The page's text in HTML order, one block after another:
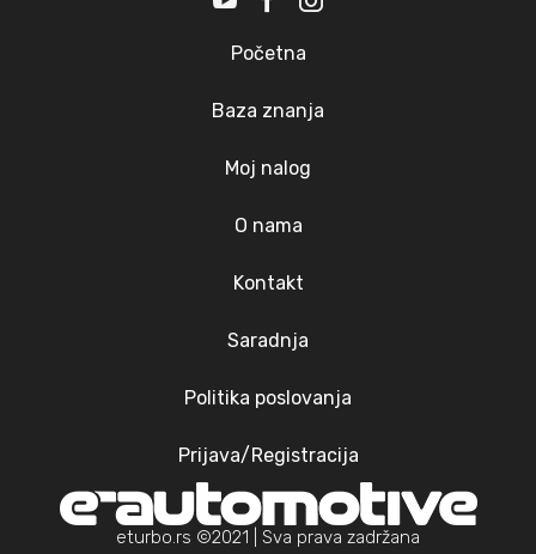
Početna
Baza znanja
Moj nalog
O nama
Kontakt
Saradnja
Politika poslovanja
Prijava/Registracija
eturbo.rs ©2021 | Sva prava zadržana